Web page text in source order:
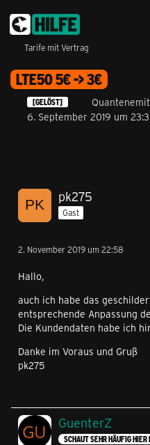
Tarife mit Vertrag
LTE50 5€ -> 3€
[GELÖST]
6. September 2019 um
pk275
Gast
2. November 2019 um 22:58
Hallo,
auch ich habe das
entsprechende Anpassung
Die Kundendaten habe ich
Danke im Voraus und Gruß
pk275
GuenterZ
SCHAUT SEHR HÄUFIG HIER